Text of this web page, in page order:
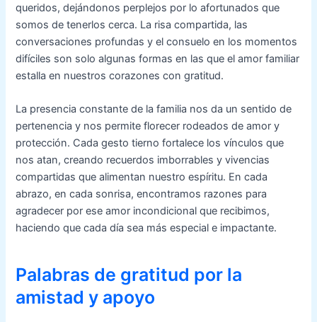
queridos, dejándonos perplejos por lo afortunados que
somos de tenerlos cerca. La risa compartida, las
conversaciones profundas y el consuelo en los momentos
difíciles son solo algunas formas en las que el amor familiar
estalla en nuestros corazones con gratitud.
La presencia constante de la familia nos da un sentido de
pertenencia y nos permite florecer rodeados de amor y
protección. Cada gesto tierno fortalece los vínculos que
nos atan, creando recuerdos imborrables y vivencias
compartidas que alimentan nuestro espíritu. En cada
abrazo, en cada sonrisa, encontramos razones para
agradecer por ese amor incondicional que recibimos,
haciendo que cada día sea más especial e impactante.
Palabras de gratitud por la
amistad y apoyo